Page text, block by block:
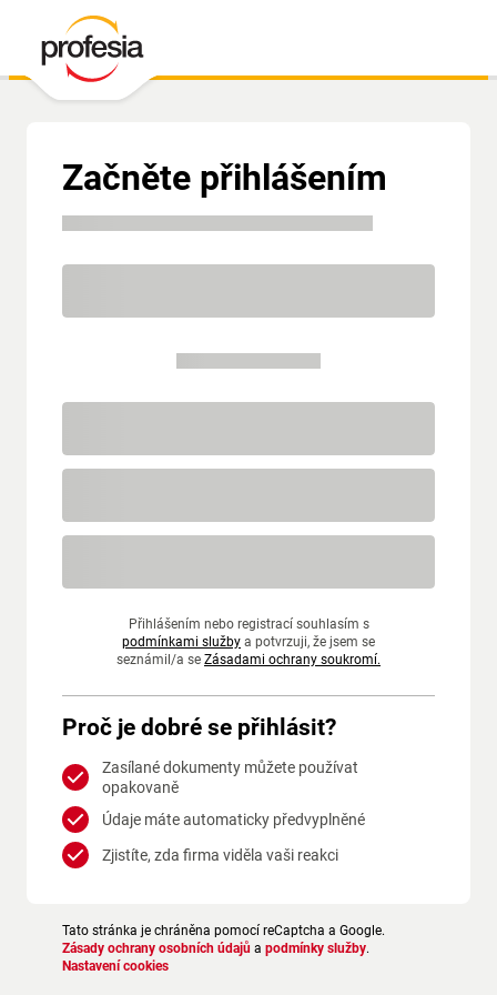
Začněte přihlášením
Přihlášením nebo registrací souhlasím s
podmínkami služby a potvrzuji, že jsem se
seznámil/a se Zásadami ochrany soukromí.
Proč je dobré se přihlásit?
Zasílané dokumenty můžete používat
opakovaně
Údaje máte automaticky předvyplněné
Zjistíte, zda firma viděla vaši reakci
Tato stránka je chráněna pomocí reCaptcha a Google.
Zásady ochrany osobních údajů a podmínky služby.
Nastavení cookies